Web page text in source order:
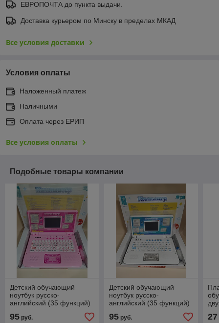
ЕВРОПОЧТА до пункта выдачи.
Доставка курьером по Минску в пределах МКАД
Все условия доставки
Условия оплаты
Наложенный платеж
Наличными
Оплата через ЕРИП
Все условия оплаты
Подобные товары компании
Детский обучающий
ноутбук русско-
английский (35 функций)
розовый
95 руб.
Детский обучающий
ноутбук русско-
английский (35 функций)
голубой
95руб. 27